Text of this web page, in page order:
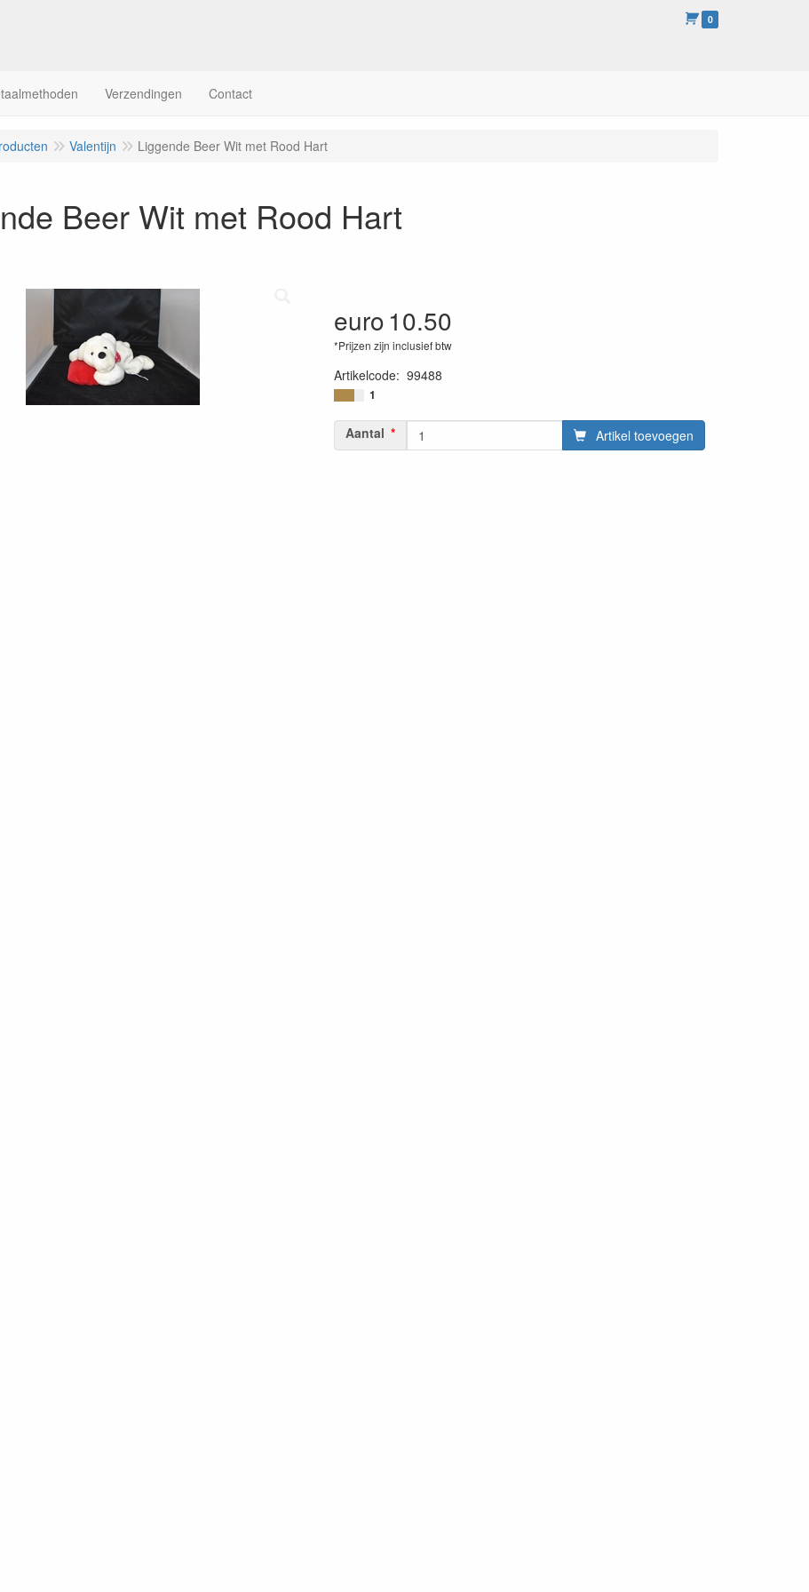
0
Verzendingen Contact
Valentijn Liggende Beer Wit met Rood Hart
Beer Wit met Rood Hart
euro10.50
*Prijzen zijn inclusief btw
Artikelcode: 99488
1
Aantal Artikel toevoegen